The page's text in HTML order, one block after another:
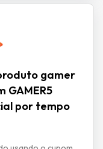
gamer
GAMER5
por tempo